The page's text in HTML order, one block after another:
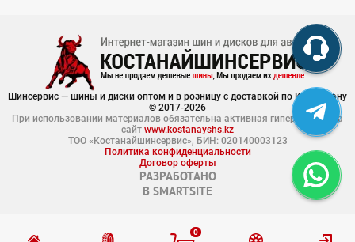
0
Шинсервис — шины и диски оптом и в розницу с доставкой по Казахстану
© 2017-2026
При использовании материалов обязательна активная гиперссылка на
сайт www.kostanayshs.kz
ТОО «Костанайшинсервис», БИН: 020140003123
Политика конфиденциальности
Договор оферты
РАЗРАБОТАНО
В SMARTSITE